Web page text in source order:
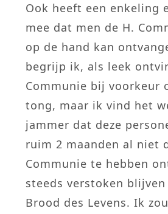
Ook heeft een enkeling
mee dat men de H.
op de hand kan
begrijp ik, als leek
Communie bij voorkeur
tong, maar ik vind het
jammer dat deze
ruim 2 maanden al niet
Communie te hebben
steeds verstoken blijven
Brood des Levens. Ik